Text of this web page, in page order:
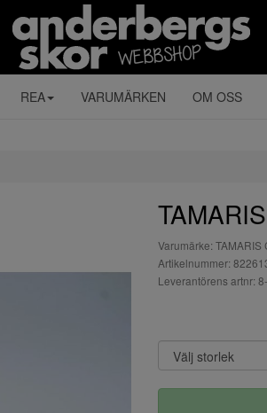
REA VARUMÄRKEN OM OSS
Varumärke: TAMARIS
Artikelnummer:
Leverantörens artnr: